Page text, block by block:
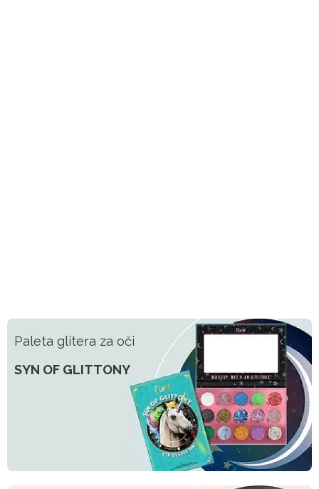
Paleta glitera za oči
SYN OF GLITTONY